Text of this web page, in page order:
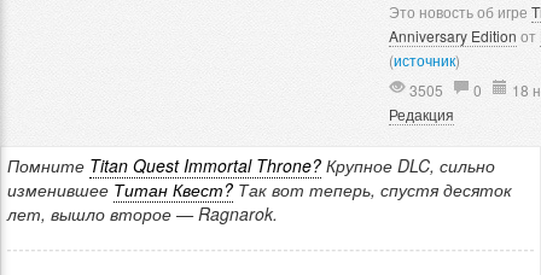
Это новость об игре
Anniversary Edition от
(источник)
3505
0
18
Редакция
Помните Titan Quest Immortal Throne? Крупное DLC, сильно
изменившее Титан Квест? Так вот теперь, спустя десяток
лет, вышло второе — Ragnarok.